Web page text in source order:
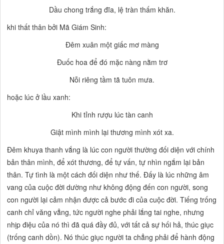
Dầu chong trắng đĩa, lệ tràn thấm khăn.
khi thất thân bởi Mã Giám Sinh:
Đêm xuân một giấc mơ màng
Đuốc hoa để đó mặc nàng nằm trơ
Nỗi riêng tầm tã tuôn mưa.
hoặc lúc ở lầu xanh:
Khi tỉnh rượu lúc tàn canh
Giật mình mình lại thương mình xót xa.
Đêm khuya thanh vắng là lúc con người thường đối diện với chính
bản thân mình, để xót thương, để tự vấn, tự nhìn ngắm lại bản
thân.Tự tình là một cách đối diện như thế. Đấy là lúc những âm
vang của cuộc đời dường như không động đến con người, song
con người lại cảm nhận được cả bước đi của cuộc đời. Tiếng trống
canh chỉ văng vẳng, tức người nghe phải lắng tai nghe, nhưng
nhịp điệu của nó thì đã quá đầy đủ, với tất cả sự hối hả, thúc giục
(trống canh dồn). Nó thúc giục người ta chẳng phải để hành động